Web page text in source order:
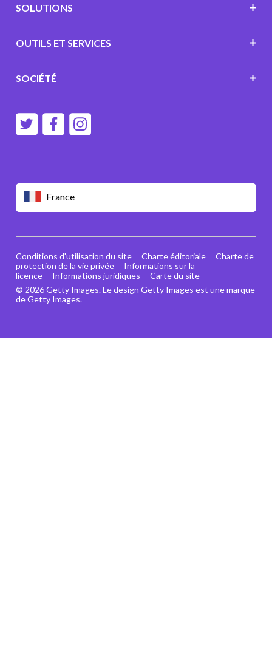
France
SOLUTIONS
OUTILS ET SERVICES
SOCIÉTÉ
© 2026 Getty Images. Le design Getty Images est une marque
de Getty Images.
Conditions d'utilisation du site Charte éditoriale
Charte de
protection de la vie privée
Informations sur la
licence
Informations juridiques Carte du site